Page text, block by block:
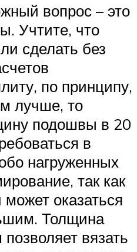
вопрос – это
Учтите, что
сделать без
по принципу,
лучше, то
подошвы в 20
в
нагруженных
так как
может оказаться
Толщина
вязать